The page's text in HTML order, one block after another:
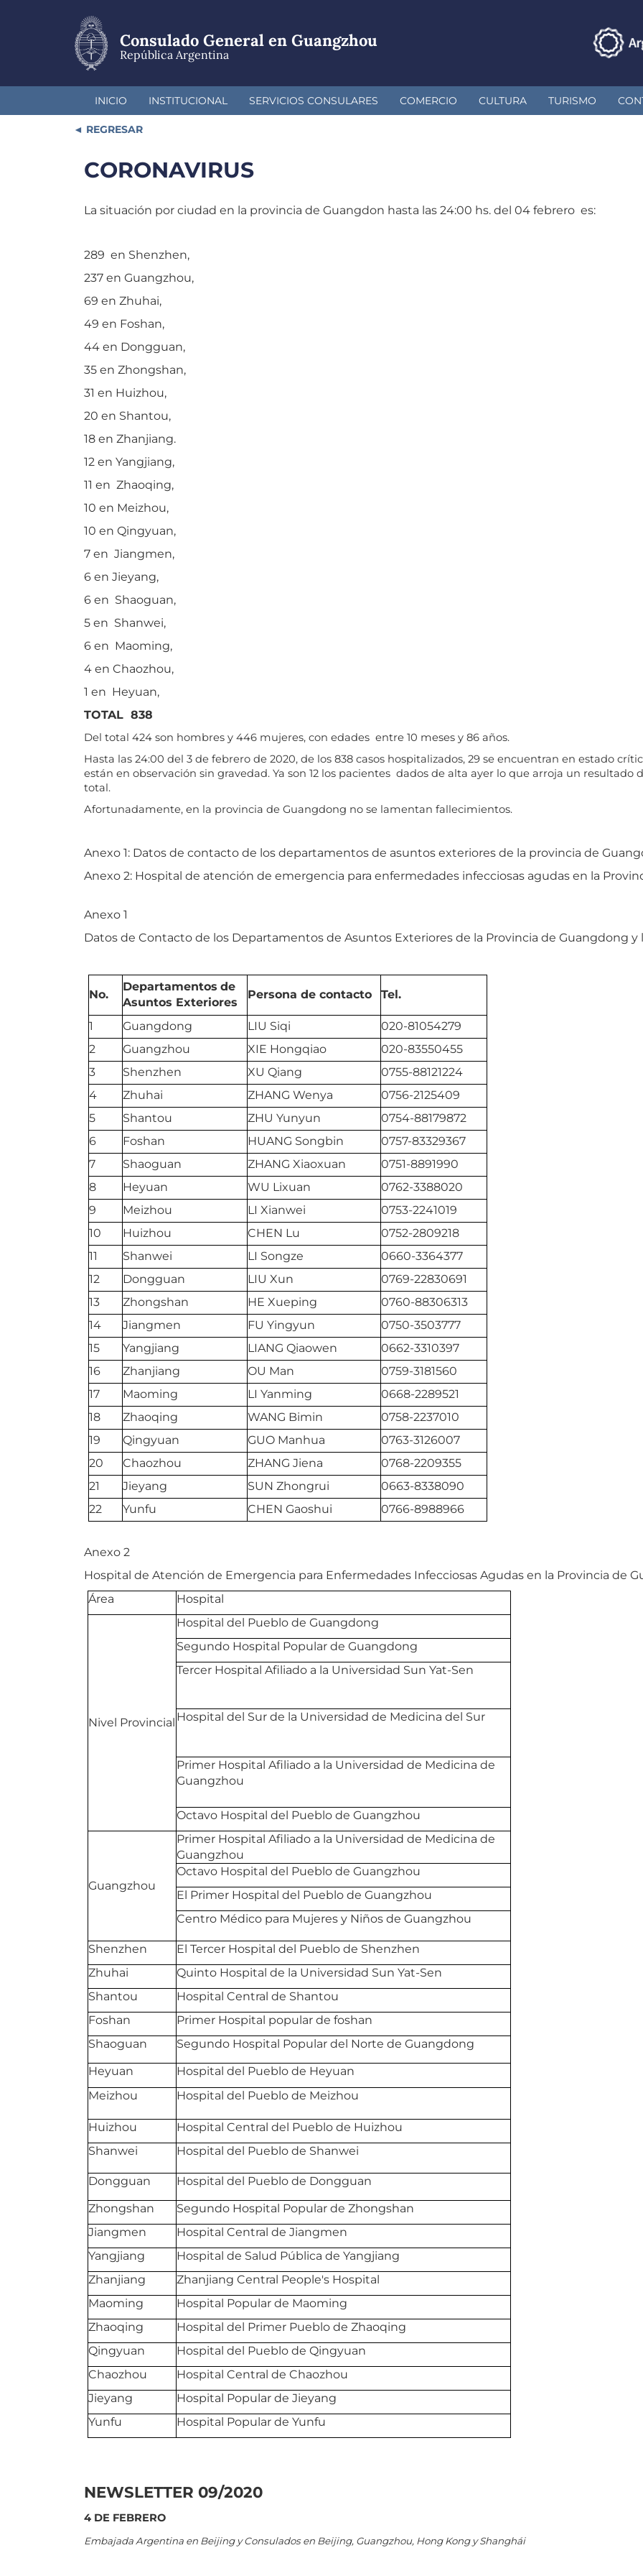
Consulado General en Guangzhou
República Argentina
INICIO INSTITUCIONAL SERVICIOS CONSULARES COMERCIO CULTURA TURISMO
REGRESAR
CORONAVIRUS
La situación por ciudad en la provincia de Guangdon hasta las 24:00 hs. del 04 febrero es:
289 en Shenzhen,
237 en Guangzhou,
69 en Zhuhai,
49 en Foshan,
44 en Dongguan,
35 en Zhongshan,
31 en Huizhou,
20 en Shantou,
18 en Zhanjiang.
12 en Yangjiang,
11 en Zhaoqing,
10 en Meizhou,
10 en Qingyuan,
7 en Jiangmen,
6 en Jieyang,
6 en Shaoguan,
5 en Shanwei,
6 en Maoming,
4 en Chaozhou,
1 en Heyuan,
TOTAL 838
Del total 424 son hombres y 446 mujeres, con edades entre 10 meses y 86 años.
Hasta las 24:00 del 3 de febrero de 2020, de los 838 casos hospitalizados, 29 se encuentran en estado
están en observación sin gravedad. Ya son 12 los pacientes dados de alta ayer lo que arroja un resultado
total.
Afortunadamente, en la provincia de Guangdong no se lamentan fallecimientos.
Anexo 1: Datos de contacto de los departamentos de asuntos exteriores de la provincia de
Anexo 2: Hospital de atención de emergencia para enfermedades infecciosas agudas en la
Anexo 1
Datos de Contacto de los Departamentos de Asuntos Exteriores de la Provincia de Guangdong y
No.
Departamentos de
Asuntos Exteriores
Persona de contacto Tel.
1 Guangdong LIU Siqi
020-81054279
2
Guangzhou XIE Hongqiao
020-83550455
3
Shenzhen XU Qiang
0755-88121224
4
Zhuhai ZHANG Wenya
0756-2125409
5
Shantou ZHU Yunyun
0754-88179872
6
Foshan HUANG Songbin
0757-83329367
7
Shaoguan ZHANG Xiaoxuan
0751-8891990
8
Heyuan WU Lixuan
0762-3388020
9
Meizhou LI Xianwei
0753-2241019
10
Huizhou CHEN Lu
0752-2809218
11
Shanwei LI Songze
0660-3364377
12
Dongguan LIU Xun
0769-22830691
13
Zhongshan HE Xueping
0760-88306313
14
Jiangmen FU Yingyun
0750-3503777
15
Yangjiang LIANG Qiaowen
0662-3310397
16
Zhanjiang OU Man
0759-3181560
17
Maoming LI Yanming
0668-2289521
18
Zhaoqing WANG Bimin
0758-2237010
19
Qingyuan GUO Manhua
0763-3126007
20
Chaozhou ZHANG Jiena
0768-2209355
21
Jieyang SUN Zhongrui
0663-8338090
22
Yunfu CHEN Gaoshui 0766-8988966
Anexo 2
Hospital de Atención de Emergencia para Enfermedades Infecciosas Agudas en la Provincia de
Área
Hospital
Nivel Provincial
Hospital del Pueblo de Guangdong
Segundo Hospital Popular de Guangdong
Tercer Hospital Afiliado a la Universidad Sun Yat-Sen
Hospital del Sur de la Universidad de Medicina del Sur
Primer Hospital Afiliado a la Universidad de Medicina de
Guangzhou
Octavo Hospital del Pueblo de Guangzhou
Guangzhou
Primer Hospital Afiliado a la Universidad de Medicina de
Guangzhou
Octavo Hospital del Pueblo de Guangzhou
El Primer Hospital del Pueblo de Guangzhou
Centro Médico para Mujeres y Niños de Guangzhou
Shenzhen
El Tercer Hospital del Pueblo de Shenzhen
Zhuhai
Quinto Hospital de la Universidad Sun Yat-Sen
Shantou
Hospital Central de Shantou
Foshan
Primer Hospital popular de foshan
Shaoguan
Segundo Hospital Popular del Norte de Guangdong
Heyuan
Hospital del Pueblo de Heyuan
Meizhou
Hospital del Pueblo de Meizhou
Huizhou
Hospital Central del Pueblo de Huizhou
Shanwei
Hospital del Pueblo de Shanwei
Dongguan
Hospital del Pueblo de Dongguan
Zhongshan
Segundo Hospital Popular de Zhongshan
Jiangmen
Hospital Central de Jiangmen
Yangjiang
Hospital de Salud Pública de Yangjiang
Zhanjiang
Zhanjiang Central People's Hospital
Maoming
Hospital Popular de Maoming
Zhaoqing
Hospital del Primer Pueblo de Zhaoqing
Qingyuan
Hospital del Pueblo de Qingyuan
Chaozhou
Hospital Central de Chaozhou
Jieyang
Hospital Popular de Jieyang
Yunfu
Hospital Popular de Yunfu
NEWSLETTER 09/2020
4 DE FEBRERO
Embajada Argentina en Beijing y Consulados en Beijing, Guangzhou, Hong Kong y Shanghái